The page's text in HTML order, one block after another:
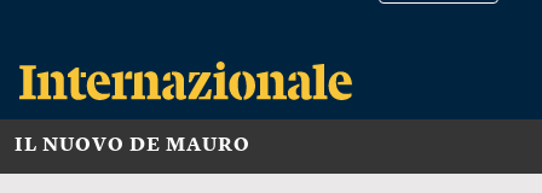
IL NUOVO DE MAURO